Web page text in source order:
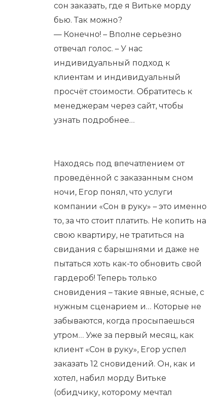
сон заказать, где я Витьке морду
бью. Так можно?
— Конечно! – Вполне серьезно
отвечал голос. – У нас
индивидуальный подход к
клиентам и индивидуальный
просчёт стоимости. Обратитесь к
менеджерам через сайт, чтобы
узнать подробнее…
Находясь под впечатлением от
проведённой с заказанным сном
ночи, Егор понял, что услуги
компании «Сон в руку» – это именно
то, за что стоит платить. Не копить на
свою квартиру, не тратиться на
свидания с барышнями и даже не
пытаться хоть как-то обновить свой
гардероб! Теперь только
сновидения – такие явные, ясные, с
нужным сценарием и… Которые не
забываются, когда просыпаешься
утром… Уже за первый месяц, как
клиент «Сон в руку», Егор успел
заказать 12 сновидений. Он, как и
хотел, набил морду Витьке
(обидчику, которому мечтал